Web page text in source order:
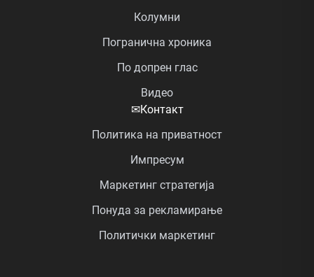
Колумни
Погранична хроника
По допрен глас
Видео
✉Контакт
Политика на приватност
Импресум
Маркетинг стратегија
Понуда за рекламирање
Политички маркетинг